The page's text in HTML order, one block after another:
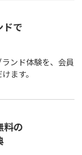
ドで
ンド体験を、会員
ます。
料の